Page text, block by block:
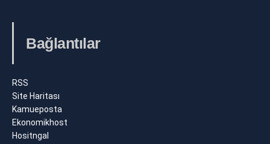
Bağlantılar
RSS
Site Haritası
Kamueposta
Ekonomikhost
Hositngal